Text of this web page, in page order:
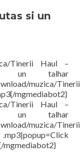
si un
Tinerii Haul –
un talhar
muzica/Tinerii
mgmediabot2}
Tinerii Haul –
un talhar
muzica/Tinerii
mgmediabot2}